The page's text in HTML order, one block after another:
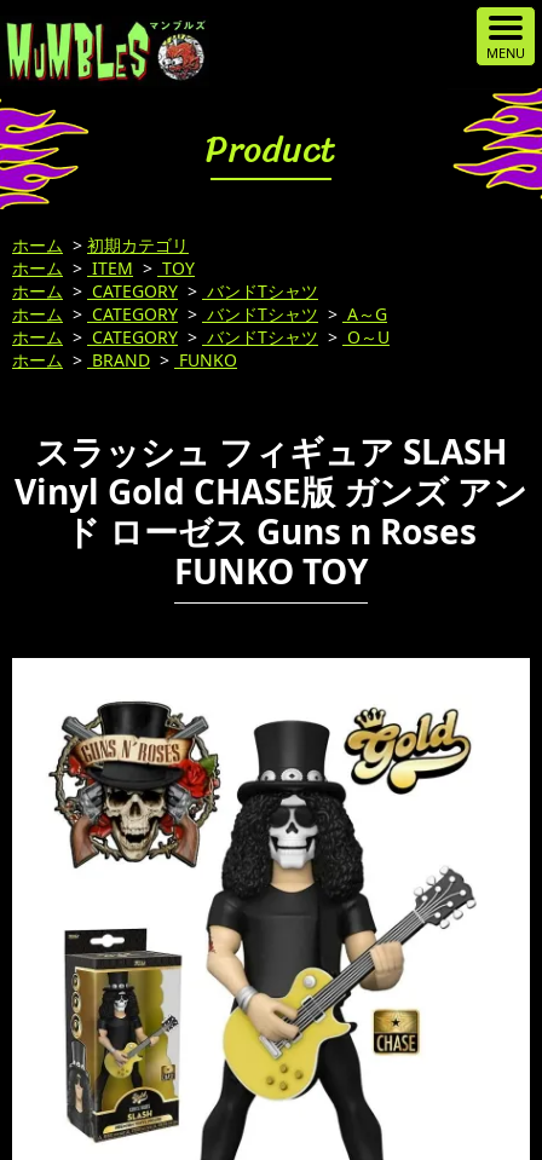
Product
ホーム > 初期カテゴリ
ホーム > ITEM > TOY
ホーム > CATEGORY > バンドTシャツ
ホーム > CATEGORY > バンドTシャツ > A～G
ホーム > CATEGORY > バンドTシャツ > O～U
ホーム > BRAND > FUNKO
スラッシュ フィギュア SLASH
Vinyl Gold CHASE版 ガンズ アン
ド ローゼス Guns n Roses
FUNKO TOY